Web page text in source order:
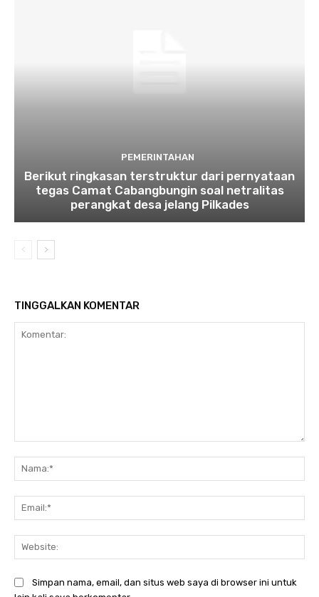
PEMERINTAHAN
Berikut ringkasan terstruktur dari pernyataan
tegas Camat Cabangbungin soal netralitas
perangkat desa jelang Pilkades
TINGGALKAN KOMENTAR
Simpan nama, email, dan situs web saya di browser ini untuk